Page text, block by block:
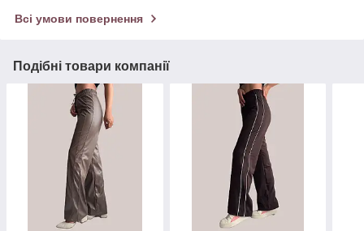
Всі умови повернення
Подібні товари компанії